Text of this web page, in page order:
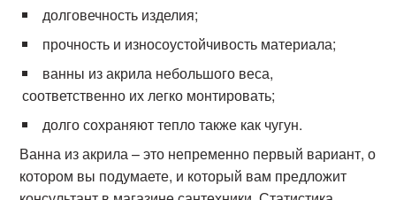
долговечность изделия;
прочность и износоустойчивость материала;
ванны из акрила небольшого веса,
соответственно их легко монтировать;
долго сохраняют тепло также как чугун.
Ванна из акрила – это непременно первый вариант, о
котором вы подумаете, и который вам предложит